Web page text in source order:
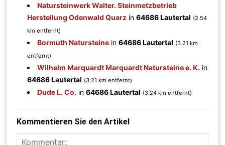
Natursteinwerk Walter. Steinmetzbetrieb
Herstellung Odenwald Quarz in64686 Lautertal (2.54
km entfernt)
Bormuth Natursteine in64686 Lautertal (3.21 km
entfernt)
Wilhelm Marquardt Marquardt Natursteine e. K. in
64686 Lautertal (3.21 km entfernt)
Dude L. Co. in64686 Lautertal (3.24 km entfernt)
Kommentieren Sie den Artikel